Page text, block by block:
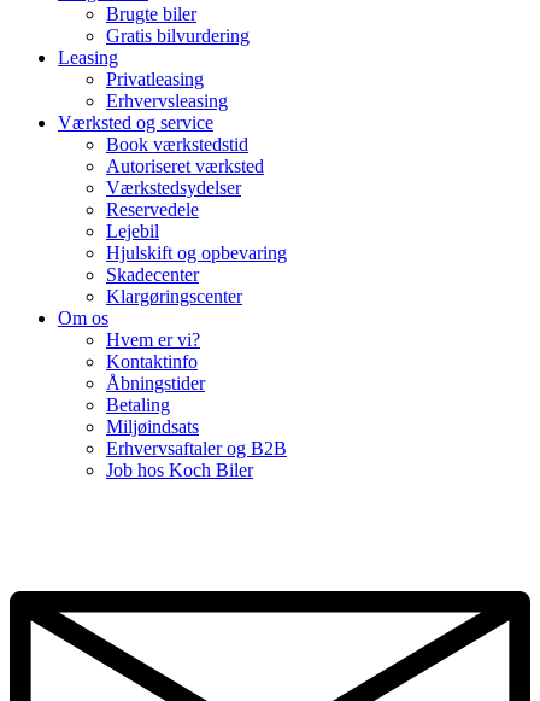
Brugte biler
Gratis bilvurdering
Leasing
Privatleasing
Erhvervsleasing
Værksted og service
Book værkstedstid
Autoriseret værksted
Værkstedsydelser
Reservedele
Lejebil
Hjulskift og opbevaring
Skadecenter
Klargøringscenter
Om os
Hvem er vi?
Kontaktinfo
Åbningstider
Betaling
Miljøindsats
Erhvervsaftaler og B2B
Job hos Koch Biler